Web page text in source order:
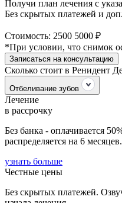
Получи план лечения с
Без скрытых платежей и
Стоимость: 2500 5000 ₽
*При условии, что снимок
Записаться на консультацию
Сколько стоит в Ренидент
Отбеливание зубов
Лечение
в рассрочку
Без банка - оплачивается
распределяется на 6 месяцев.
узнать больше
Честные цены
Без скрытых платежей.